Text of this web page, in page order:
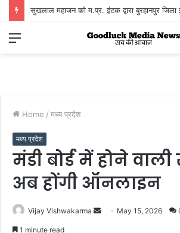
Menu
Home / मध्य प्रदेश
मध्य प्रदेश
मंडी बोर्ड में होने
अब होंगी ऑनलाइन
Vijay Vishwakarma
Send May 15, 2026
1 minute read